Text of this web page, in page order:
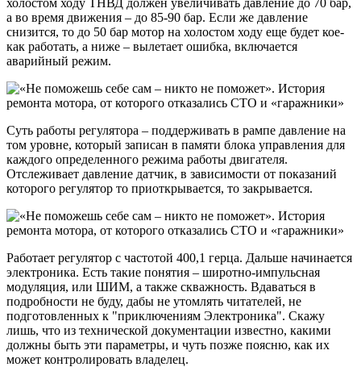
а во время движения – до 85-90 бар. Если же давление
снизится, то до 50 бар мотор на холостом ходу еще будет кое-
как работать, а ниже – вылетает ошибка, включается
аварийный режим.
Суть работы регулятора – поддерживать в рампе давление на
том уровне, который записан в памяти блока управления для
каждого определенного режима работы двигателя.
Отслеживает давление датчик, в зависимости от показаний
которого регулятор то приоткрывается, то закрывается.
Работает регулятор с частотой 400,1 герца. Дальше начинается
электроника. Есть такие понятия – широтно-импульсная
модуляция, или ШИМ, а также скважность. Вдаваться в
подробности не буду, дабы не утомлять читателей, не
подготовленных к "приключениям Электроника". Скажу
лишь, что из технической документации известно, какими
должны быть эти параметры, и чуть позже поясню, как их
может контролировать владелец.